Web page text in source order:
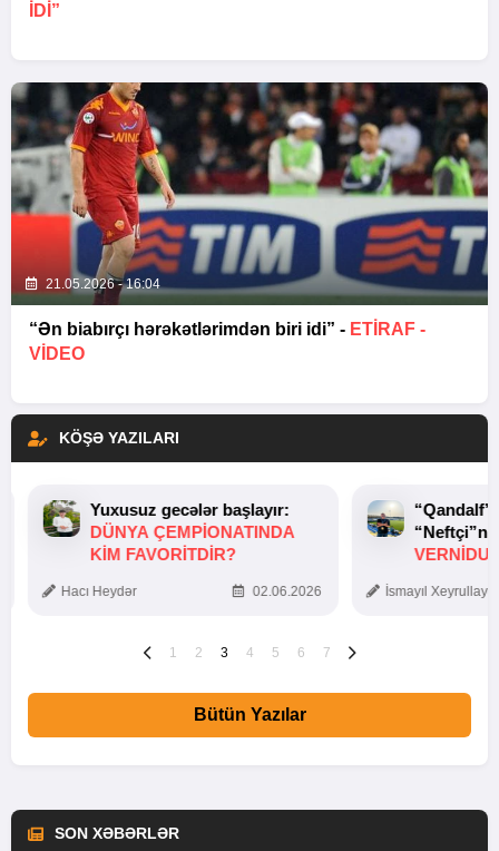
IDI”
21.05.2026 - 16:04
“Ən biabırçı hərəkətlərimdən biri idi” - ETIRAF -
VİDEO
KÖŞƏ YAZILARI
Yuxusuz gecələr başlayır:
DÜNYA ÇEMPIONATINDA
KIM FAVORITDIR?
Hacı Heydər 02.06.2026 İsmayıl
1 2 3 4 5 6 7
Bütün Yazılar
SON XƏBƏRLƏR